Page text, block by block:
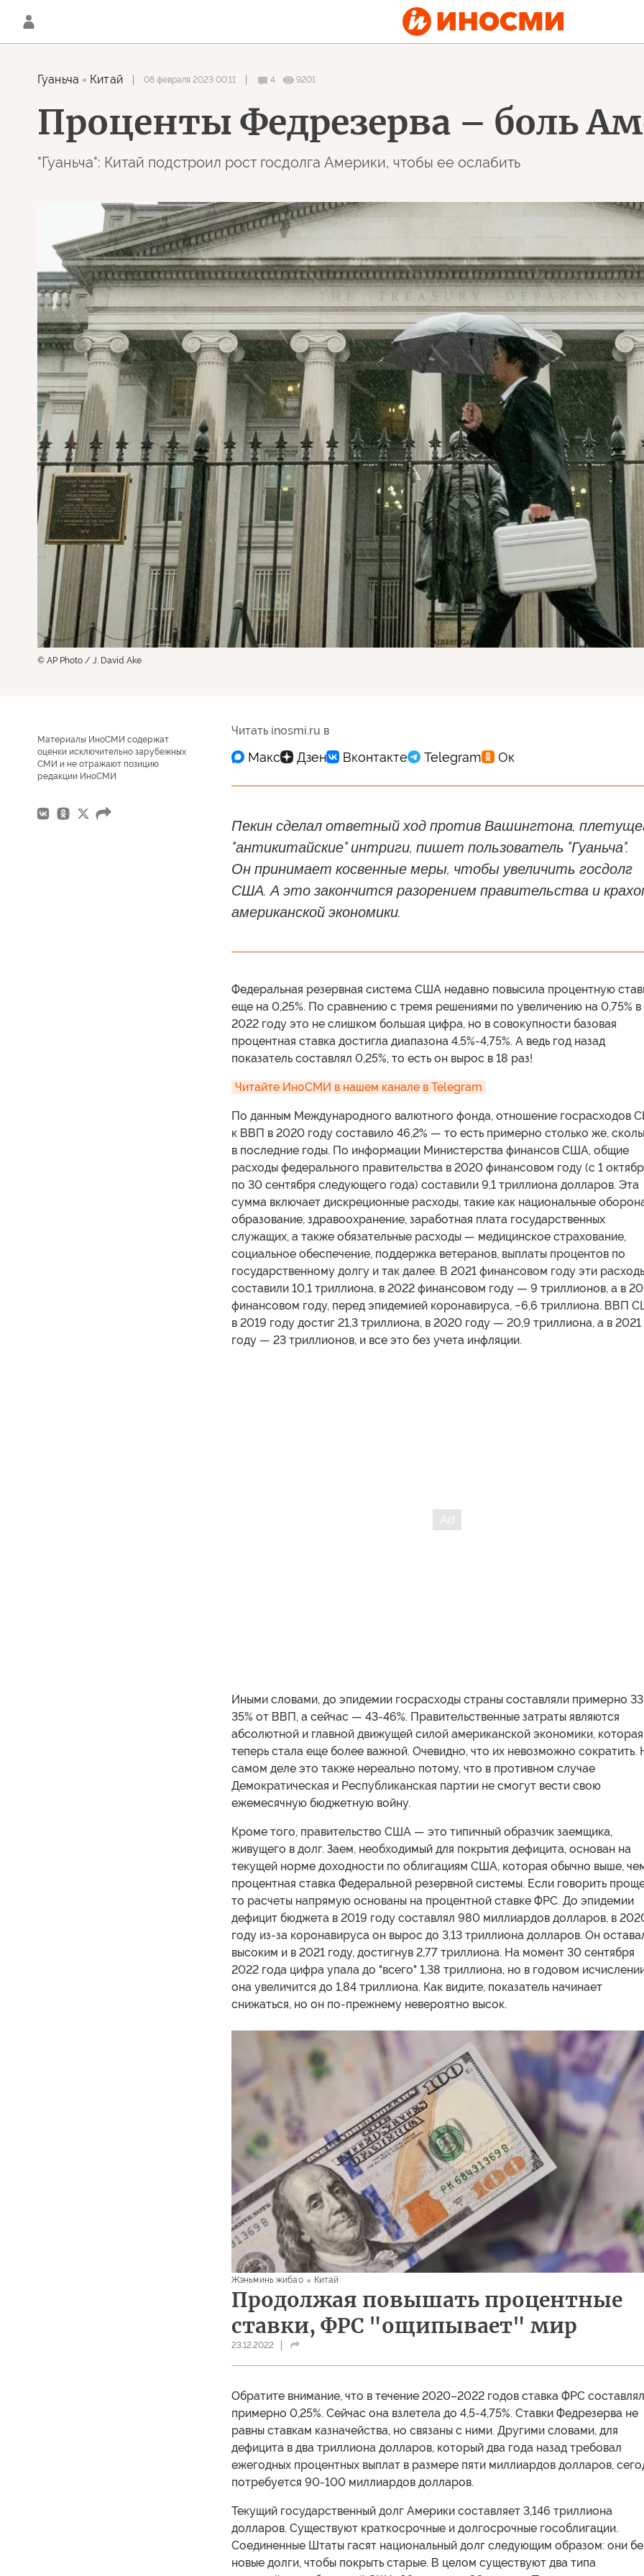
Гуаньча Китай 08 февраля 2023 00:11 4 9201
Проценты Федрезерва – боль
"Гуаньча": Китай подстроил рост госдолга Америки, чтобы ее ослабить
© AP Photo / J. David Ake
Материалы ИноСМИ содержат
оценки исключительно зарубежных
СМИ и не отражают позицию
редакции ИноСМИ
Читать inosmi.ru в
Пекин сделал ответный ход против Вашингтона,
"антикитайские" интриги, пишет пользователь "Гуаньча".
Он принимает косвенные меры, чтобы увеличить госдолг
США. А это закончится разорением правительства и
американской экономики.
Федеральная резервная система США недавно повысила процентную
еще на 0,25%. По сравнению с тремя решениями по увеличению на 0,75% в
2022 году это не слишком большая цифра, но в совокупности базовая
процентная ставка достигла диапазона 4,5%-4,75%. А ведь год назад
показатель составлял 0,25%, то есть он вырос в 18 раз!
Читайте ИноСМИ в нашем канале в Telegram
По данным Международного валютного фонда, отношение госрасходов
к ВВП в 2020 году составило 46,2% — то есть примерно столько же,
в последние годы. По информации Министерства финансов США, общие
расходы федерального правительства в 2020 финансовом году (с 1
по 30 сентября следующего года) составили 9,1 триллиона долларов. Эта
сумма включает дискреционные расходы, такие как национальные
образование, здравоохранение, заработная плата государственных
служащих, а также обязательные расходы — медицинское страхование,
социальное обеспечение, поддержка ветеранов, выплаты процентов по
государственному долгу и так далее. В 2021 финансовом году эти
составили 10,1 триллиона, в 2022 финансовом году — 9 триллионов, а в
финансовом году, перед эпидемией коронавируса, −6,6 триллиона. ВВП
в 2019 году достиг 21,3 триллиона, в 2020 году — 20,9 триллиона, а в 2021
году — 23 триллионов, и все это без учета инфляции.
Иными словами, до эпидемии госрасходы страны составляли примерно
35% от ВВП, а сейчас — 43-46%. Правительственные затраты являются
абсолютной и главной движущей силой американской экономики, которая
теперь стала еще более важной. Очевидно, что их невозможно сократить.
самом деле это также нереально потому, что в противном случае
Демократическая и Республиканская партии не смогут вести свою
ежемесячную бюджетную войну.
Кроме того, правительство США — это типичный образчик заемщика,
живущего в долг. Заем, необходимый для покрытия дефицита, основан на
текущей норме доходности по облигациям США, которая обычно выше,
процентная ставка Федеральной резервной системы. Если говорить
то расчеты напрямую основаны на процентной ставке ФРС. До эпидемии
дефицит бюджета в 2019 году составлял 980 миллиардов долларов, в
году из-за коронавируса он вырос до 3,13 триллиона долларов. Он
высоким и в 2021 году, достигнув 2,77 триллиона. На момент 30 сентября
2022 года цифра упала до "всего" 1,38 триллиона, но в годовом
она увеличится до 1,84 триллиона. Как видите, показатель начинает
снижаться, но он по-прежнему невероятно высок.
Жэньминь жибао Китай
Продолжая повышать процентные
ставки, ФРС "ощипывает" мир
23.12.2022
Обратите внимание, что в течение 2020–2022 годов ставка ФРС
примерно 0,25%. Сейчас она взлетела до 4,5-4,75%. Ставки Федрезерва не
равны ставкам казначейства, но связаны с ними. Другими словами, для
дефицита в два триллиона долларов, который два года назад требовал
ежегодных процентных выплат в размере пяти миллиардов долларов,
потребуется 90-100 миллиардов долларов.
Текущий государственный долг Америки составляет 3,146 триллиона
долларов. Существуют краткосрочные и долгосрочные гособлигации.
Соединенные Штаты гасят национальный долг следующим образом: они
новые долги, чтобы покрыть старые. В целом существуют два типа